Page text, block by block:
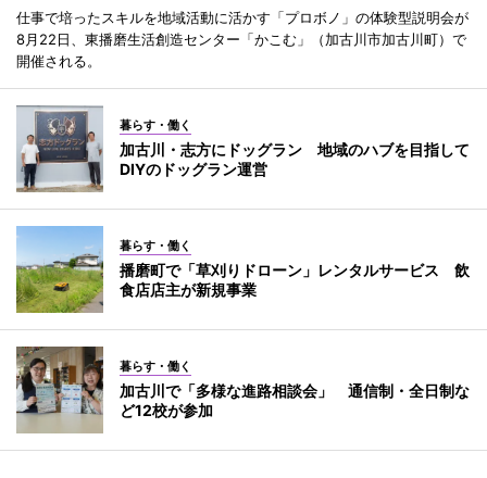
仕事で培ったスキルを地域活動に活かす「プロボノ」の体験型説明会が
8月22日、東播磨生活創造センター「かこむ」（加古川市加古川町）で
開催される。
暮らす・働く
加古川・志方にドッグラン 地域のハブを目指して
DIYのドッグラン運営
暮らす・働く
播磨町で「草刈りドローン」レンタルサービス 飲
食店店主が新規事業
暮らす・働く
加古川で「多様な進路相談会」 通信制・全日制な
ど12校が参加